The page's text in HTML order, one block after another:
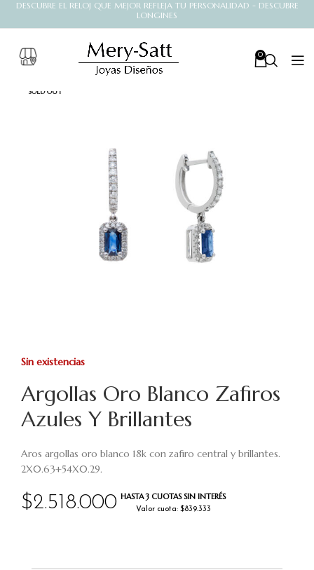
DESCUBRE EL RELOJ QUE MEJOR REFLEJA TU PERSONALIDAD - DESCUBRE
LONGINES
0
SOLD OUT
Argollas Oro Blanco Zafiros
Azules Y Brillantes
$2.518.000 HASTA 3 CUOTAS SIN INTERÉS
Valor cuota: $839.333
Aros argollas oro blanco 18k con zafiro central y brillantes.
2X0.63+54X0.29.
Sin existencias